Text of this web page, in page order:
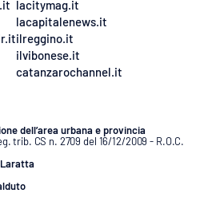
lacitymag.it
lacapitalenews.it
ilreggino.it
ilvibonese.it
catanzarochannel.it
dell’area urbana e provincia
trib. CS n. 2709 del 16/12/2009 - R.O.C.